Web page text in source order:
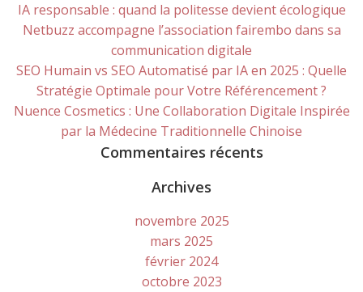
IA responsable : quand la politesse devient écologique
Netbuzz accompagne l’association fairembo dans sa
communication digitale
SEO Humain vs SEO Automatisé par IA en 2025 : Quelle
Stratégie Optimale pour Votre Référencement ?
Nuence Cosmetics : Une Collaboration Digitale Inspirée
par la Médecine Traditionnelle Chinoise
Commentaires récents
Archives
novembre 2025
mars 2025
février 2024
octobre 2023